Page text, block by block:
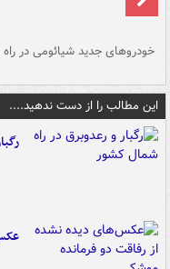
خودروهای جدید شیائومی در راه
این مطالب را از دست ندهید....